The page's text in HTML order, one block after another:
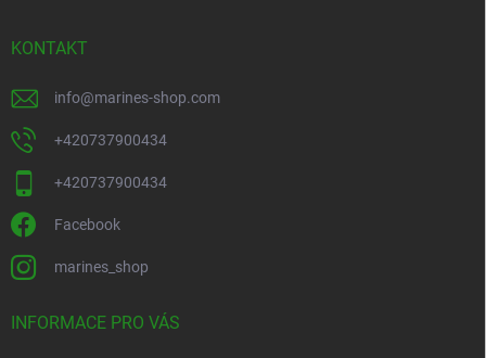
KONTAKT
info@marines-shop.com
+420737900434
+420737900434
Facebook
marines_shop
INFORMACE PRO VÁS